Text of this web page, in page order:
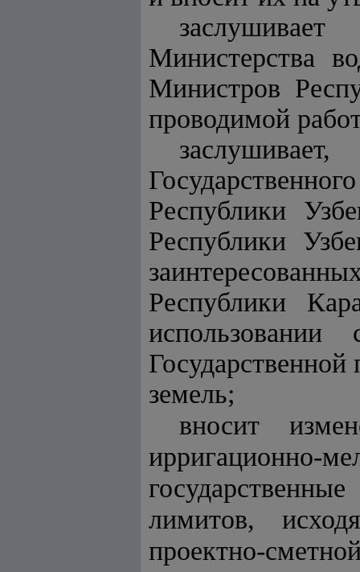
Министерства
Министров
проводимой
Республики
Республики
Республики
земель;
вносит
лимитов,
проектно-